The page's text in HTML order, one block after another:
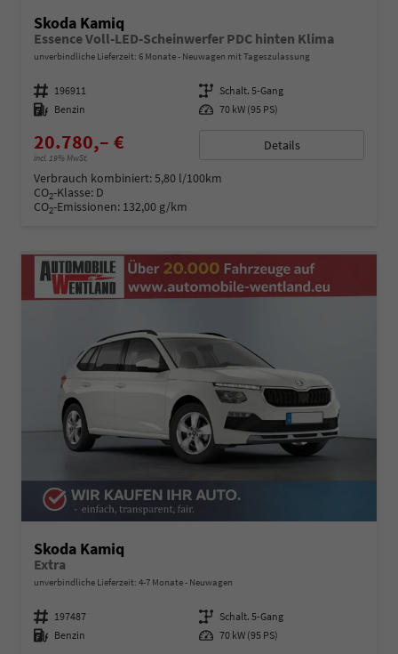
Skoda Kamiq
Essence Voll-LED-Scheinwerfer PDC hinten Klima
unverbindliche Lieferzeit: 6 Monate Neuwagen mit Tageszulassung
Fahrzeugnummer 196911 Getriebe Schalt. 5-Gang
Kraftstoff Benzin Leistung 70 kW (95 PS)
20.780,– €
incl. 19% MwSt.
Details
Verbrauch kombiniert:5,80 l/100km
CO2-Klasse: D
CO2-Emissionen: 132,00 g/km
Skoda Kamiq
Extra
unverbindliche Lieferzeit: 4-7 Monate Neuwagen
Fahrzeugnummer 197487 Getriebe Schalt. 5-Gang
Kraftstoff Benzin Leistung 70 kW (95 PS)